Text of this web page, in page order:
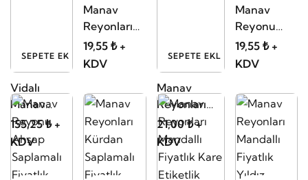
SEPETE EKLE
Vidalı
Manav
Poşetliği
155,25 ₺ +
KDV
Manav
Reyonları
Ahşap
Saplamalı
Kare
Etiketlik
19,55 ₺ +
KDV
SEPETE EKLE
Manav
Reyonları
Kancalı Fiyat
Etiketliği
Kare
21,00 ₺ +
KDV
Manav
Reyonu
Ahşap
Saplamalı
Fiyatlık
Etiketlik
19,55 ₺ +
KDV